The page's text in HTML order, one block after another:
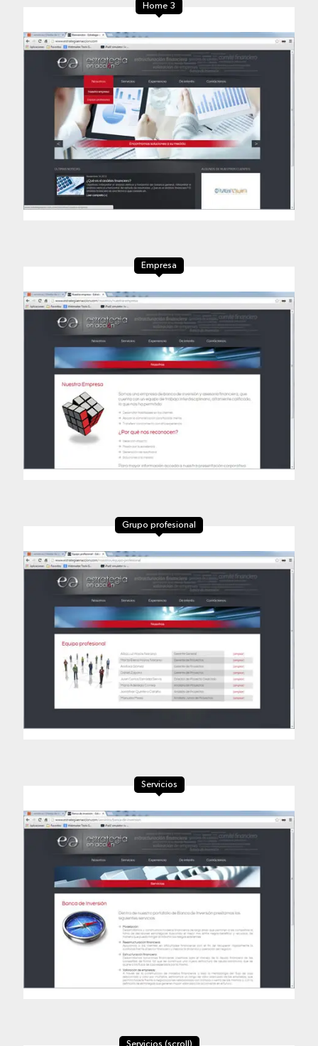
Home 3
Empresa
Grupo profesional
Servicios